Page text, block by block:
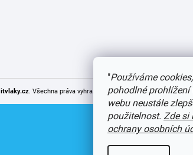
"Používáme
pohodlné prohlížení
webu neustále
použitelnost. Zde si
ochrany osobních
itvlaky.cz. Všechna práva vyhrazena.Upravit nastavení cookies